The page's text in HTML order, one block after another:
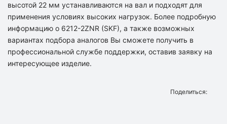
высотой 22 мм устанавливаются на вал и подходят для
применения условиях высоких нагрузок. Более подробную
информацию о 6212-2ZNR (SKF), а также возможных
вариантах подбора аналогов Вы сможете получить в
профессиональной службе поддержки, оставив заявку на
интересующее изделие.
Поделиться: